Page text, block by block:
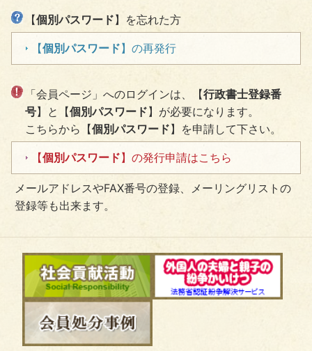
【個別パスワード】を忘れた方
【個別パスワード】の再発行
「会員ページ」へのログインは、【行政書士登録番
号】と【個別パスワード】が必要になります。
こちらから【個別パスワード】を申請して下さい。
【個別パスワード】の発行申請はこちら
メールアドレスやFAX番号の登録、メーリングリストの
登録等も出来ます。